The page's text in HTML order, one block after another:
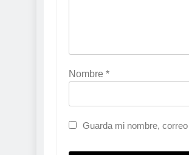
Nombre *
Guarda mi nombre,